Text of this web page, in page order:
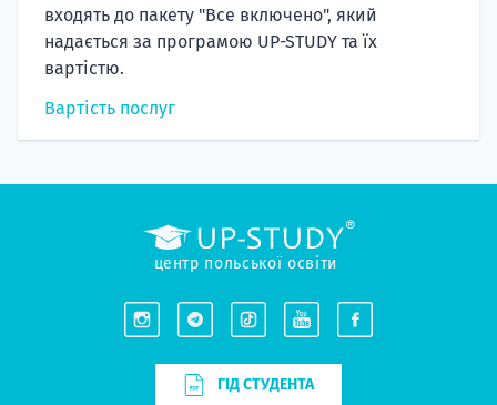
входять до пакету "Все включено", який
надається за програмою UP-STUDY та їх
вартістю.
Вартість послуг
центр польської освіти
ГІД СТУДЕНТА